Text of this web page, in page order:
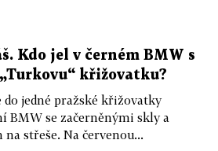
Kdo jel v černém BMW s
křižovatku?
do jedné pražské křižovatky
se začerněnými skly a
střeše. Na červenou...